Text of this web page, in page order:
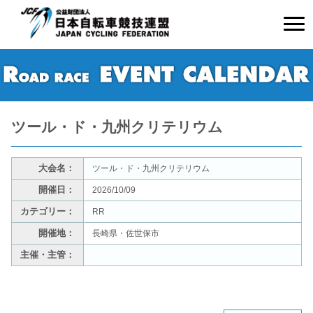
ツール・ド・九州クリテリウム
大会名： ツール・ド・九州クリテリウム
開催日： 2026/10/09
カテゴリー： RR
開催地： 長崎県・佐世保市
主催・主管：